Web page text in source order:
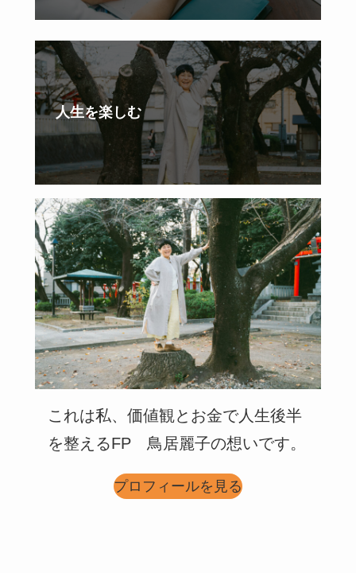
人生を楽しむ
これは私、価値観とお金で人生後半
を整えるFP 鳥居麗子の想いです。
プロフィールを見る